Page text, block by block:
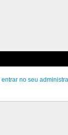
entrar no seu